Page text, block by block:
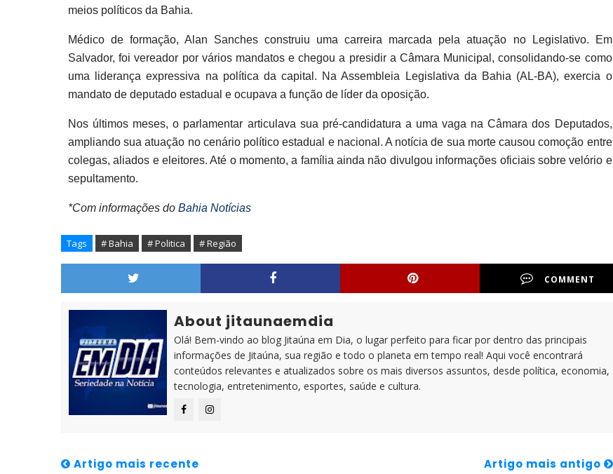
meios políticos da Bahia.
Médico de formação, Alan Sanches construiu uma carreira marcada pela atuação no Legislativo. Em
Salvador, foi vereador por vários mandatos e chegou a presidir a Câmara Municipal, consolidando-se como
uma liderança expressiva na política da capital. Na Assembleia Legislativa da Bahia (AL-BA), exercia o
mandato de deputado estadual e ocupava a função de líder da oposição.
Nos últimos meses, o parlamentar articulava sua pré-candidatura a uma vaga na Câmara dos Deputados,
ampliando sua atuação no cenário político estadual e nacional. A notícia de sua morte causou comoção entre
colegas, aliados e eleitores. Até o momento, a família ainda não divulgou informações oficiais sobre velório e
sepultamento.
*Com informações do Bahia Notícias
Tags # Bahia # Politica # Região
COMMENT
About jitaunaemdia
Olá! Bem-vindo ao blog Jitaúna em Dia, o lugar perfeito para ficar por dentro das principais
informações de Jitaúna, sua região e todo o planeta em tempo real! Aqui você encontrará
conteúdos relevantes e atualizados sobre os mais diversos assuntos, desde política, economia,
tecnologia, entretenimento, esportes, saúde e cultura.
Artigo mais recente Artigo mais antigo